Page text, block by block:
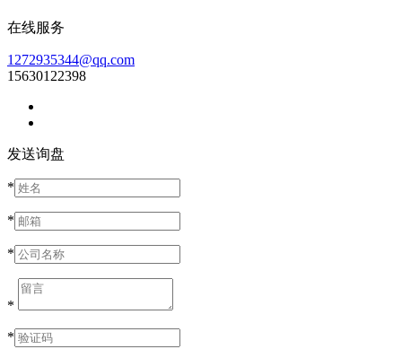
在线服务
1272935344@qq.com
15630122398
发送询盘
*
*
*
*
*